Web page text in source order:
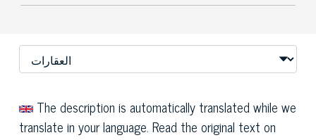
The description is automatically translated while we
translate in your language. Read the original text on